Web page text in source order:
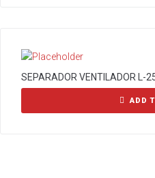
SEPARADOR VENTILADOR L-
ADD